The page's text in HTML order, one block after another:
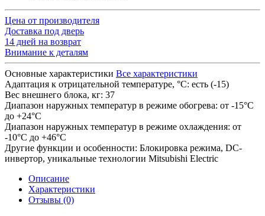
Цена от производителя
Доставка под дверь
14 дней на возврат
Внимание к деталям
Основные характеристики Все характеристики
Адаптация к отрицательной температуре, °C: есть (-15)
Вес внешнего блока, кг: 37
Диапазон наружных температур в режиме обогрева: от -15°C
до +24°C
Диапазон наружных температур в режиме охлаждения: от
-10°С до +46°С
Другие функции и особенности: Блокировка режима, DC-
инвертор, уникальные технологии Mitsubishi Electric
Описание
Характеристики
Отзывы (0)